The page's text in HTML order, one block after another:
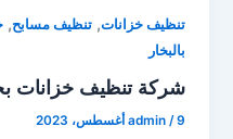
تنظيف خزانات,تنظيف مسابح,
بالبخار
شركة تنظيف خزانات
admin /9 أغسطس، 2023